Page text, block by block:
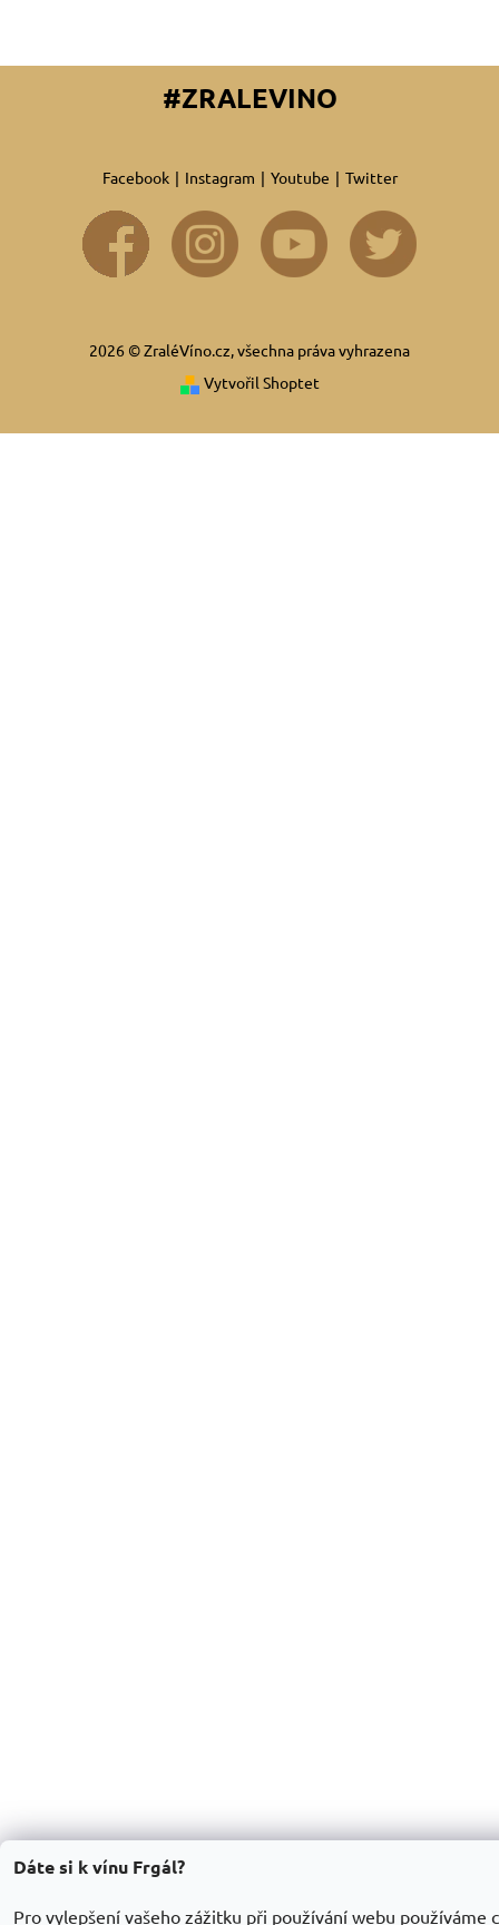
#ZRALEVINO
Facebook | Instagram | Youtube | Twitter
2026 © ZraléVíno.cz, všechna práva vyhrazena
Vytvořil Shoptet
Dáte si k vínu Frgál?
Pro vylepšení vašeho zážitku při používání webu používáme